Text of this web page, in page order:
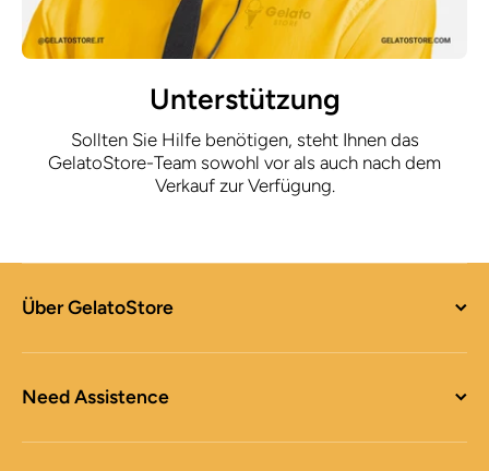
Unterstützung
Sollten Sie Hilfe benötigen, steht Ihnen das
GelatoStore-Team sowohl vor als auch nach dem
Verkauf zur Verfügung.
Über GelatoStore
Need Assistence